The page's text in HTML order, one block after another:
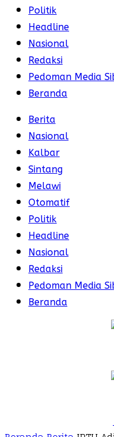
Politik
Headline
Nasional
Redaksi
Pedoman Media
Beranda
Berita
Nasional
Kalbar
Sintang
Melawi
Otomatif
Politik
Headline
Nasional
Redaksi
Pedoman Media
Beranda